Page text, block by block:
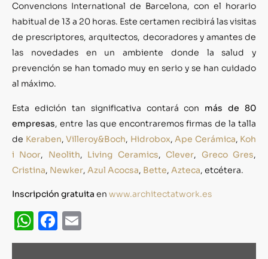
Convencions International de Barcelona, con el horario
habitual de 13 a 20 horas. Este certamen recibirá las visitas
de prescriptores, arquitectos, decoradores y amantes de
las novedades en un ambiente donde la salud y
prevención se han tomado muy en serio y se han cuidado
al máximo.
Esta edición tan significativa contará con más de 80
empresas, entre las que encontraremos firmas de la talla
de Keraben, Villeroy&Boch, Hidrobox, Ape Cerámica, Koh
i Noor, Neolith, Living Ceramics,Clever, Greco Gres,
Cristina, Newker, Azul Acocsa, Bette, Azteca, etcétera.
Inscripción gratuita en www.architectatwork.es
WhatsApp
Facebook